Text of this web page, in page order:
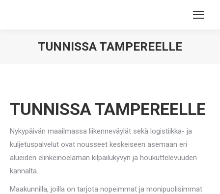
TUNNISSA TAMPEREELLE
TUNNISSA TAMPEREELLE
Nykypäivän maailmassa liikenneväylät sekä logistiikka- ja
kuljetuspalvelut ovat nousseet keskeiseen asemaan eri
alueiden elinkeinoelämän kilpailukyvyn ja houkuttelevuuden
kannalta.
Maakunnilla, joilla on tarjota nopeimmat ja monipuolisimmat